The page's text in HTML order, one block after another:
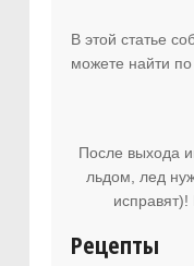
В этой статье
можете найти
После выхода
льдом, лед
исправят)!
Рецепты